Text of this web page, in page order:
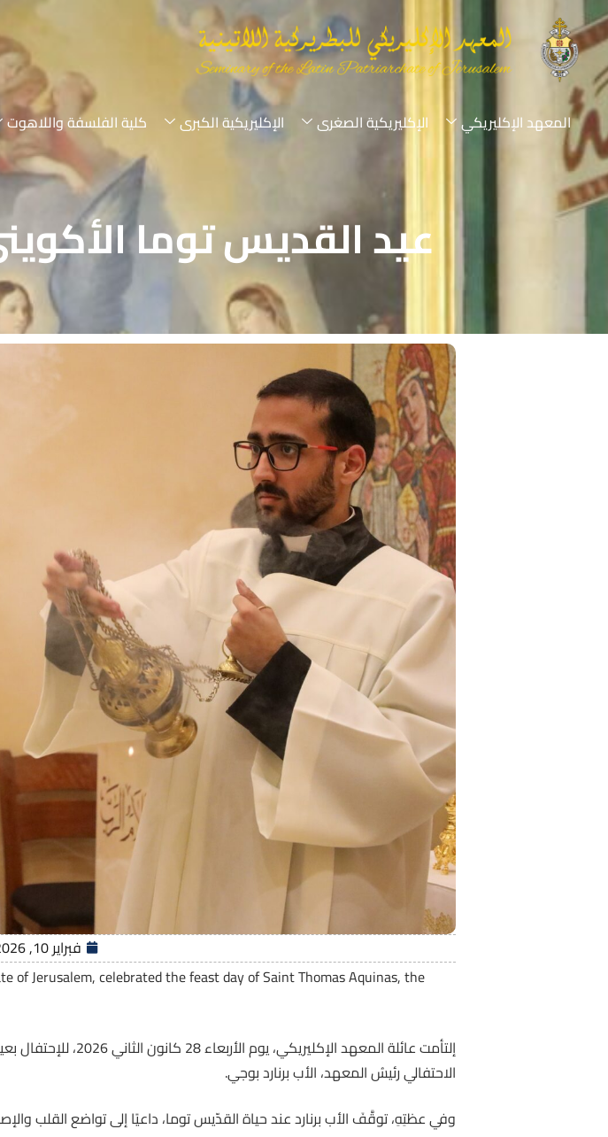
المعهد الإكليريكي الإكليريكية الصغرى الإكليريكية الكبرى كلية الفلسفة واللاهوت
عيد القديس توما
فبراير 10, 2026
of Jerusalem, celebrated the feast day of Saint Thomas Aquinas, the
إلتأمت عائلة المعهد
الاحتفالي رئيسُ المعهد، الأب برنارد بوجي.
وفي عظتِهِ، توقَّفَ الأب برنارد عند حياة القدّيس توما، داعيًا إلى تواضع القلب